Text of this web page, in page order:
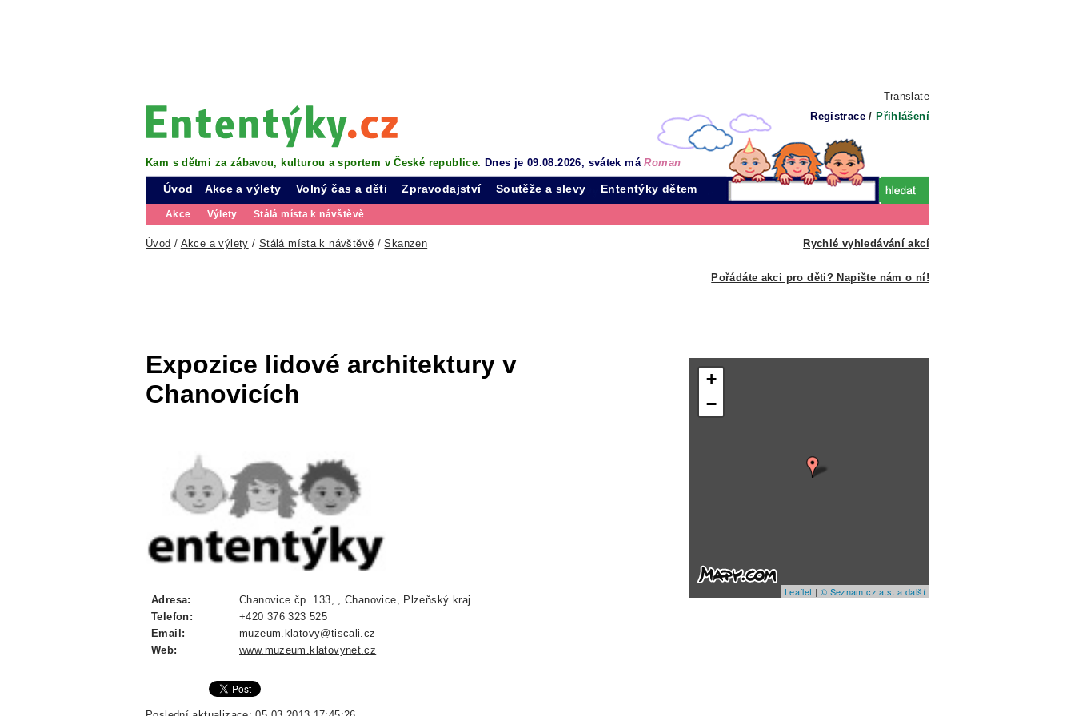
Translate
Registrace / Přihlášení
Kam s dětmi za zábavou, kulturou a sportem v České republice. Dnes je 09.08.2026, svátek máRoman
Úvod Akce a výlety
Akce Výlety Stálá místa k návštěvě
Volný čas a děti Zpravodajství Soutěže a slevy Ententýky dětem
Rychlé vyhledávání akcí
Úvod / Akce a výlety / Stálá místa k návštěvě /Skanzen
Pořádáte akci pro děti? Napište nám o ní!
Expozice lidové architektury v
Chanovicích
Adresa:
Chanovice čp. 133, , Chanovice, Plzeňský kraj
Telefon:
+420 376 323 525
Email:
muzeum.klatovy@tiscali.cz
Web:
www.muzeum.klatovynet.cz
+
−
Leaflet | © Seznam.cz a.s. a další